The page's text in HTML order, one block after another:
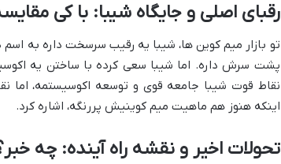
رقبای اصلی و جایگاه شیبا: با کی
تو بازار میم کوین ها، شیبا یه رقیب سرسخت داره به
پشت سرش داره. اما شیبا سعی کرده با ساختن یه
نقاط قوت شیبا جامعه قوی و توسعه اکوسیستمه، اما
اینکه هنوز هم ماهیت میم کوینیش پررنگه، اشاره کرد.
تحولات اخیر و نقشه راه آینده: چه